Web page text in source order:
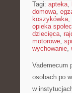
Tagi: apteka,
domowa,
koszykówka,
opieka
dziecięca,
motorowe,
wychowanie,
Vademecum
osobach po
w